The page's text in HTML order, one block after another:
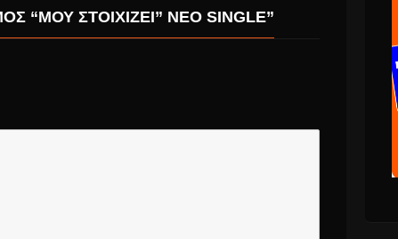
“ΜΟΥ ΣΤΟΙΧΊΖΕΙ” ΝΈΟ SINGLE”